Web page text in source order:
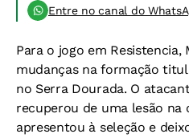
Entre no canal do
Para o jogo em Resistencia,
mudanças na formação
no Serra Dourada. O
recuperou de uma lesão na
apresentou à seleção e